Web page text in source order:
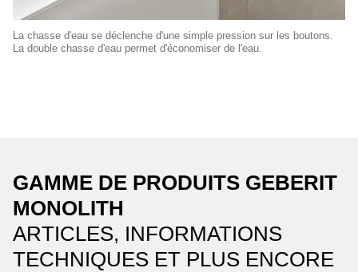
La chasse d'eau se déclenche d'une simple pression sur les boutons.
La double chasse d'eau permet d'économiser de l'eau.
GAMME DE PRODUITS GEBERIT
MONOLITH
ARTICLES, INFORMATIONS
TECHNIQUES ET PLUS ENCORE